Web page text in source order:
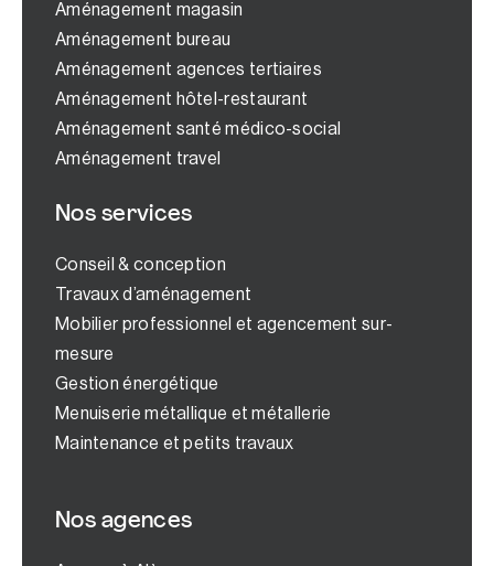
Aménagement magasin
Aménagement bureau
Aménagement agences tertiaires
Aménagement hôtel-restaurant
Aménagement santé médico-social
Aménagement travel
Nos services
Conseil & conception
Travaux d’aménagement
Mobilier professionnel et agencement sur-
mesure
Gestion énergétique
Menuiserie métallique et métallerie
Maintenance et petits travaux
Nos agences